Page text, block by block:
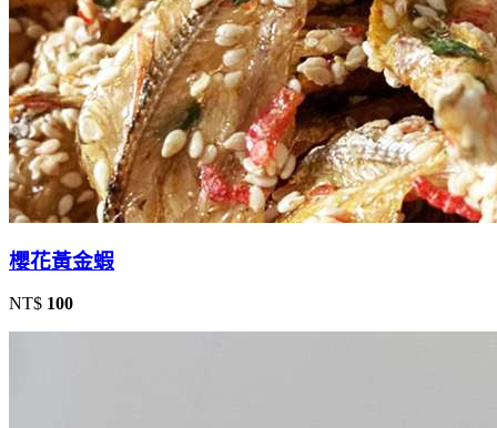
櫻花黃金蝦
NT$ 100